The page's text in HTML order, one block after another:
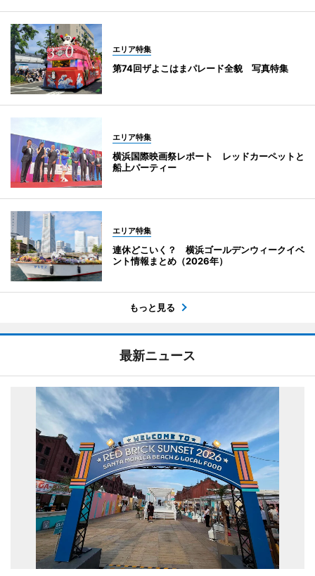
エリア特集
第74回ザよこはまパレード全貌 写真特集
エリア特集
横浜国際映画祭レポート レッドカーペットと
船上パーティー
エリア特集
連休どこいく？ 横浜ゴールデンウィークイベ
ント情報まとめ（2026年）
もっと見る
最新ニュース